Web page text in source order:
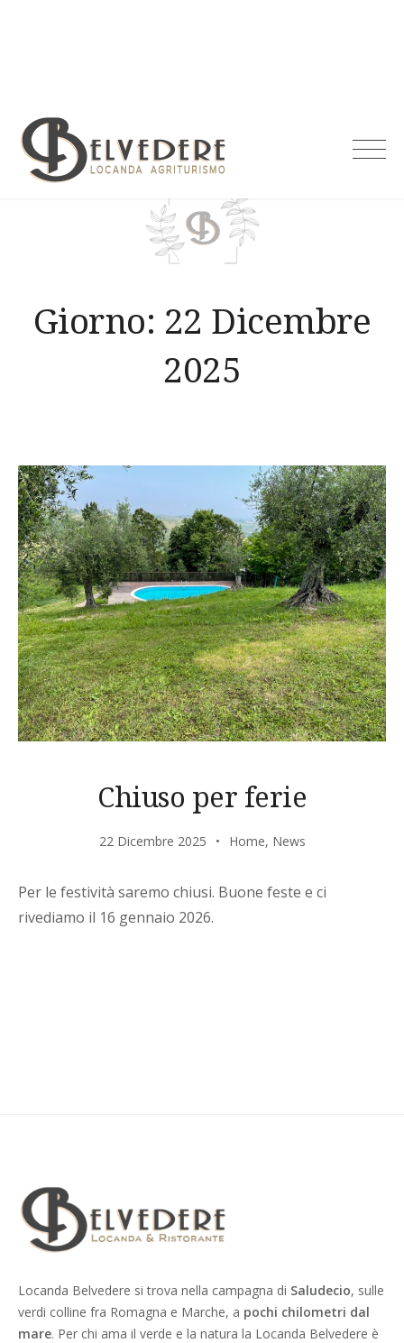
Giorno: 22 Dicembre
2025
Chiuso per ferie
22 Dicembre 2025 Home, News
Per le festività saremo chiusi. Buone feste e ci
rivediamo il 16 gennaio 2026.
Locanda Belvedere si trova nella campagna di Saludecio, sulle
verdi colline fra Romagna e Marche, a pochi chilometri dal
mare. Per chi ama il verde e la natura la Locanda Belvedere è